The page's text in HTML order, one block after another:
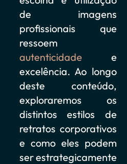
de imagens
profissionais que
ressoem
autenticidade e
excelência. Ao longo
deste conteúdo,
exploraremos os
distintos estilos de
retratos corporativos
e como eles podem
ser estrategicamente